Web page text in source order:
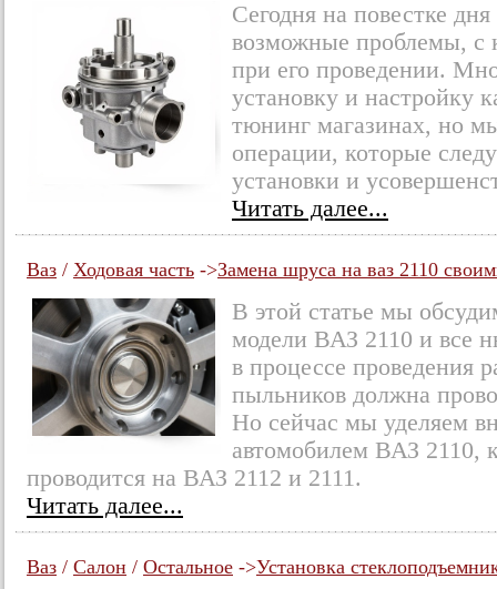
Сегодня на повестке
возможные проблемы, с
при его проведении.
установку и настройку
тюнинг магазинах, но
операции, которые
установки и
Читать далее...
Ваз / Ходовая часть ->Замена шруса на ваз 2110
В этой статье мы
модели ВАЗ 2110 и все
в процессе проведения
пыльников должна
Но сейчас мы уделяем
автомобилем ВАЗ 2110,
проводится на ВАЗ 2112 и 2111.
Читать далее...
Ваз / Салон / Остальное ->Установка